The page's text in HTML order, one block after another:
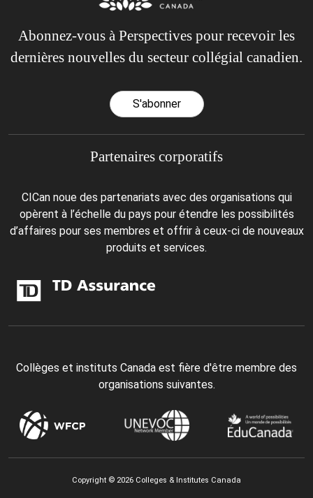
Abonnez-vous à Perspectives pour recevoir les
dernières nouvelles du secteur collégial canadien.
S'abonner
Partenaires corporatifs
CICan noue des partenariats avec des organisations qui
opèrent à l’échelle du pays pour étendre les possibilités
d’affaires pour ses membres et offrir à ceux-ci de nouveaux
produits et services.
Collèges et instituts Canada est fière d'être membre des
organisations suivantes.
Copyright © 2026 Colleges & Institutes Canada